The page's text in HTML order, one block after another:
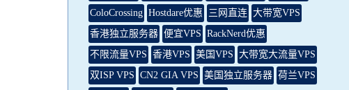
ColoCrossing Hostdare优惠 三网直连 大带宽VPS
香港独立服务器 便宜VPS RackNerd优惠
不限流量VPS 香港VPS 美国VPS 大带宽大流量VPS
双ISP VPS CN2 GIA VPS 美国独立服务器 荷兰VPS